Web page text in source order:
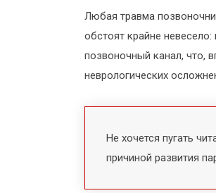
Любая травма
обстоят крайне
позвоночный канал, что,
неврологических
Не хочется пугать
причиной развития